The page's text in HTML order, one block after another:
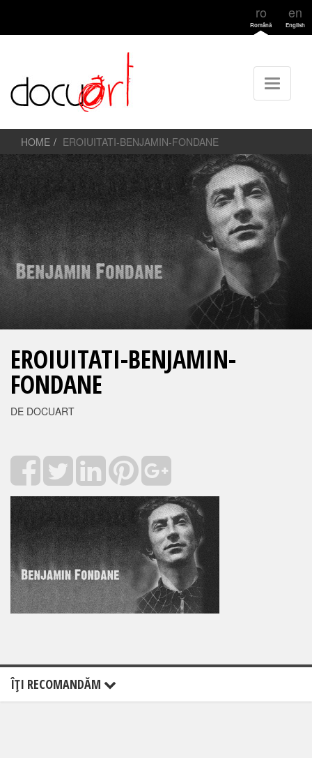
ro
Română
en
English
HOME EROIUITATI-BENJAMIN-FONDANE
EROIUITATI-BENJAMIN-
FONDANE
DE DOCUART
ÎŢI RECOMANDĂM